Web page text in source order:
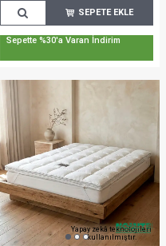
SEPETE EKLE
Sepette %30'a Varan İndirim
Yapay zekâ teknolojileri
kullanılmıştır.